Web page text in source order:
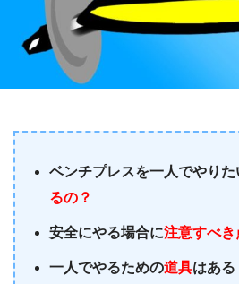
ベンチプレスを一人でやり
るの？
安全にやる場合に注意すべき
一人でやるための道具はある